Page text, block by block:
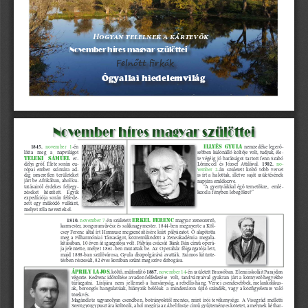
Hogyan telelnek a kártevők
November híres magyar szülöttei
Felnőtt firkák
Ógyallai hiedelemvilág
1845. november 1-én
látta meg a napvilágot
Teleki Sámuel er-
délyi gróf. Élete során eu-
rópai ember számára ad-
dig ismeretlen területeket
járt be Afrikában, ahol ku-
tatásairól érdekes feljegy-
zéseket készített. Egyik
expedíciója során felfede-
zett egy működő vulkánt,
melyet róla neveztek el.
1810. november 7-én született Erkel Ferenc magyar zeneszerző,
karmester, zongoraművész és sakknagymester. 1844-ben megnyerte a Köl-
csey Ferenc által írt Himnusz megzenésítésére kiírt pályázatot. Ő alapította
meg a Filharmóniai Társaságot, közreműködött a Zeneakadémia megala-
kításában, 10 éven át igazgatója volt. Pályája csúcsát Bánk Bán című operá-
ja jelentette, melyet 1861-ben mutattak be. Az Operaház főigazgatója lett,
majd 1888-ban szülővárosa, Gyula díszpolgárává avatták. Számos kitünte-
tésben részesült, 82 éves korában szűnt meg szíve dobogása.
Illyés Gyula nemzedéke legerő-
sebben különálló költője volt, tudjuk, éle-
te végéig jó barátságot tartott fenn Szabó
Lőrinccel és József Attilával.
1902. no-
vember 2-án született költő több verset
is írt a halottak, illetve saját születésének
napjára emlékezve.
“A gyertyáikkal égő temetőkre,  emlé-
kezel a fényben lebegőkre?”
Áprily Lajos, költő, műfordító 1887. november 14-én született Brassóban. Elemi iskoláit Parajdon
végezte. Kedvenc időtöltése a vadon felfedezése   volt,  tanítványaival  gyakran  járt a  környező hegyekbe
túrázgatni.  Lírájára  nem  jellemző a  harsányság, a rebellis hang. Versei csendesebbek, melankolikus-
ak, borongós hangulatúak, hiányzik belőlük  a mindenáron újító szándék, vagy a közfigyelemre való
törekvés.
Magánélete ugyanolyan csendben, botrányoktól mentes, mint írói tevékenysége. A Visegrád melletti
Szentgyörgypusztára költözik, ahol megírja az Ábel füstje című gyűjteményes kötetet, amelynek kéthar-
November híres magyar szülöttei